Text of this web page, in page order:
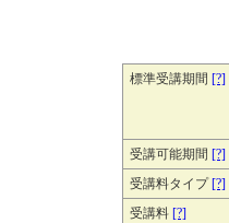
標準受講期間 [?]
受講可能期間 [?]
受講料タイプ[?]
受講料 [?]